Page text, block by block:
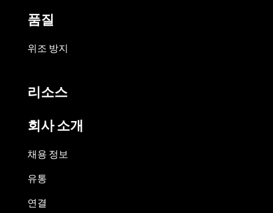
품질
위조 방지
리소스
회사 소개
채용 정보
유통
연결